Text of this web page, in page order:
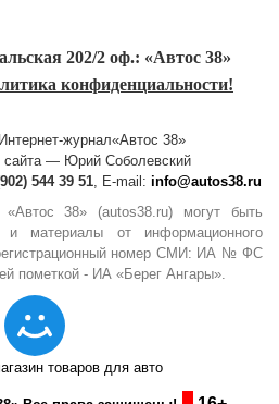
202/2 оф.: «Автос 38»
конфиденциальности!
журнал«Автос 38»
сайта — Юрий Соболевский
544 39 51 , E-mail: info@autos38.ru
«Автос 38» (autos38.ru) могут быть
материалы от информационного
номер СМИ: ИА № ФС
пометкой - ИА «Берег Ангары».